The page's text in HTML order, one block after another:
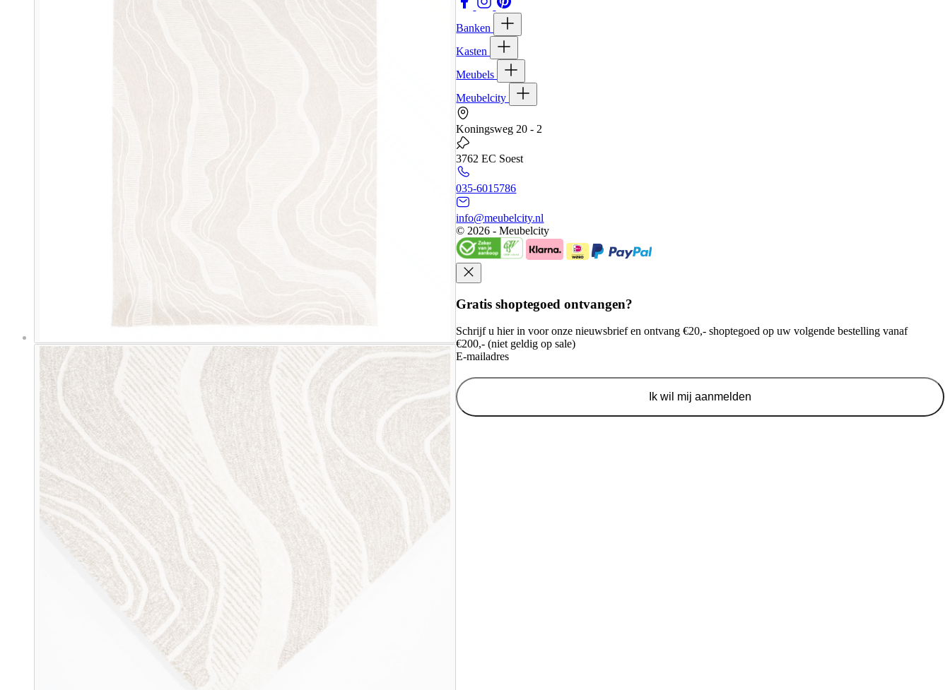
Banken
Kasten
Meubels
Meubelcity
Koningsweg 20 - 2
3762 EC Soest
035-6015786
info@meubelcity.nl
© 2026 - Meubelcity
Gratis shoptegoed ontvangen?
Schrijf u hier in voor onze nieuwsbrief en ontvang €20,- shoptegoed op uw volgende bestelling vanaf
€200,- (niet geldig op sale)
E-mailadres
Ik wil mij aanmelden